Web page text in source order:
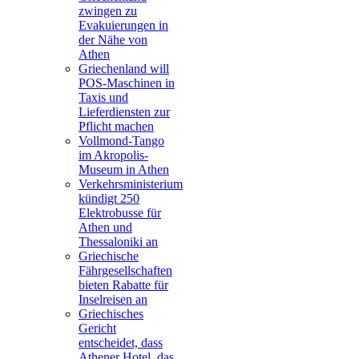
zwingen zu
Evakuierungen in
der Nähe von
Athen
Griechenland will
POS-Maschinen in
Taxis und
Lieferdiensten zur
Pflicht machen
Vollmond-Tango
im Akropolis-
Museum in Athen
Verkehrsministerium
kündigt 250
Elektrobusse für
Athen und
Thessaloniki an
Griechische
Fährgesellschaften
bieten Rabatte für
Inselreisen an
Griechisches
Gericht
entscheidet, dass